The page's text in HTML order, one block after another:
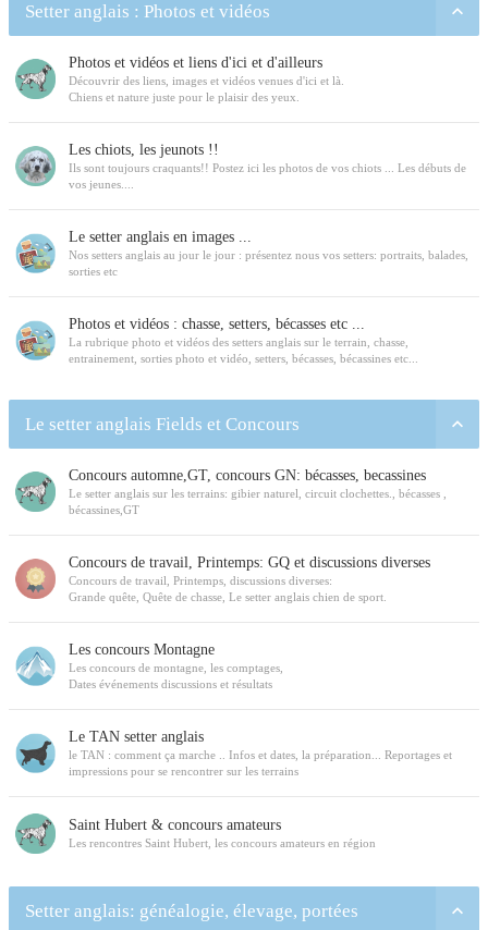
Setter anglais : Photos et vidéos
Photos et vidéos et liens d'ici et d'ailleurs
Découvrir des liens, images et vidéos venues d'ici et là.
Chiens et nature juste pour le plaisir des yeux.
Les chiots, les jeunots !!
Ils sont toujours craquants!! Postez ici les photos de vos chiots ... Les débuts de
vos jeunes....
Le setter anglais en images ...
Nos setters anglais au jour le jour : présentez nous vos setters: portraits, balades,
sorties etc
Photos et vidéos : chasse, setters, bécasses etc ...
La rubrique photo et vidéos des setters anglais sur le terrain, chasse,
entrainement, sorties photo et vidéo, setters, bécasses, bécassines etc...
Le setter anglais Fields et Concours
Concours automne,GT, concours GN: bécasses, becassines
Le setter anglais sur les terrains: gibier naturel, circuit clochettes., bécasses ,
bécassines,GT
Concours de travail, Printemps: GQ et discussions diverses
Concours de travail, Printemps, discussions diverses:
Grande quête, Quête de chasse, Le setter anglais chien de sport.
Les concours Montagne
Les concours de montagne, les comptages,
Dates événements discussions et résultats
Le TAN setter anglais
le TAN : comment ça marche .. Infos et dates, la préparation... Reportages et
impressions pour se rencontrer sur les terrains
Saint Hubert & concours amateurs
Les rencontres Saint Hubert, les concours amateurs en région
Setter anglais: généalogie, élevage, portées